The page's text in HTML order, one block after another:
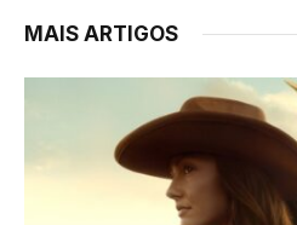
MAIS ARTIGOS